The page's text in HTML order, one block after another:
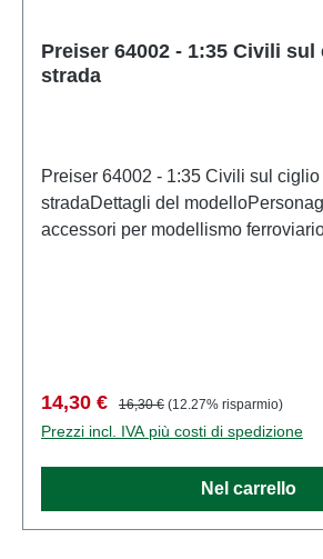
Preiser 64002 - 1:35 Civili
strada
Preiser 64002 - 1:35 Civili sul
stradaDettagli del
accessori per modellismo
articolo: 64002numero di pezzi:
partiEAN: 4041032640020Tipologia
Figurescala:
Prezzo di vendita:
14,30 € Prezzo normale:
16,30 € (12.27% risparmio)
Prezzi incl. IVA più costi di spedizione
Nel carrello